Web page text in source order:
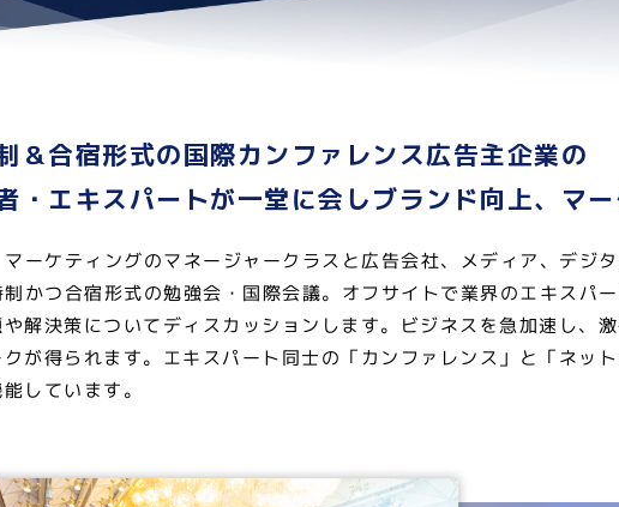
＆合宿形式の国際カンファレンス広告主企業の
・エキスパートが一堂に会しブランド向上、マ
ーケティングのマネージャークラスと広告会社、メディア、デジ
かつ合宿形式の勉強会・国際会議。オフサイトで業界のエキスパ
解決策についてディスカッションします。ビジネスを急加速し、
が得られます。エキスパート同士の「カンファレンス」と「ネッ
しています。